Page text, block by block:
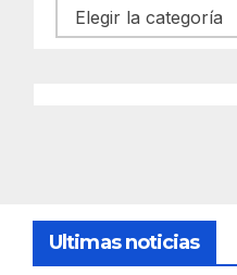
Categorías
Ultimas noticias